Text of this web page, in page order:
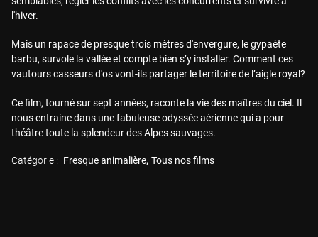
l'hiver.
Mais un rapace de presque trois mètres d'envergure, le gypaète
barbu, survole la vallée et compte bien s’y installer. Comment ces
vautours casseurs d'os vont-ils partager le territoire de l’aigle royal?
Ce film, tourné sur sept années, raconte la vie des maîtres du ciel. Il
nous entraine dans une fabuleuse odyssée aérienne qui a pour
théâtre toute la splendeur des Alpes sauvages.
Catégorie : Fresque animalière Tous nos films